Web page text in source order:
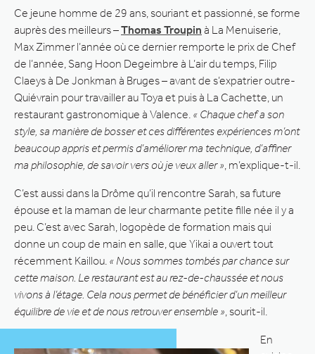
Ce jeune homme de 29 ans, souriant et passionné, se forme
auprès des meilleurs –Thomas Troupin à La Menuiserie,
Max Zimmer l’année où ce dernier remporte le prix de Chef
de l’année, Sang Hoon Degeimbre à L’air du temps, Filip
Claeys à De Jonkman à Bruges – avant de s’expatrier outre-
Quiévrain pour travailler au Toya et puis à La Cachette, un
restaurant gastronomique à Valence. « Chaque chef a son
style, sa manière de bosser et ces différentes expériences m’ont
beaucoup appris et permis d’améliorer ma technique, d’affiner
ma philosophie, de savoir vers où je veux aller » , m’explique-t-il.
C’est aussi dans la Drôme qu’il rencontre Sarah, sa future
épouse et la maman de leur charmante petite fille née il y a
peu. C’est avec Sarah, logopède de formation mais qui
donne un coup de main en salle, que Yikai a ouvert tout
récemment Kaillou. « Nous sommes tombés par chance sur
cette maison. Le restaurant est au rez-de-chaussée et nous
vivons à l’étage. Cela nous permet de bénéficier d’un meilleur
équilibre de vie et de nous retrouver ensemble » , sourit-il.
En